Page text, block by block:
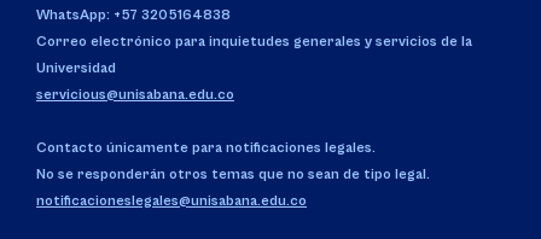
WhatsApp: +57 3205164838
Correo electrónico para inquietudes generales y servicios de la
Universidad
servicious@unisabana.edu.co
Contacto únicamente para notificaciones legales.
No se responderán otros temas que no sean de tipo legal.
notificacioneslegales@unisabana.edu.co